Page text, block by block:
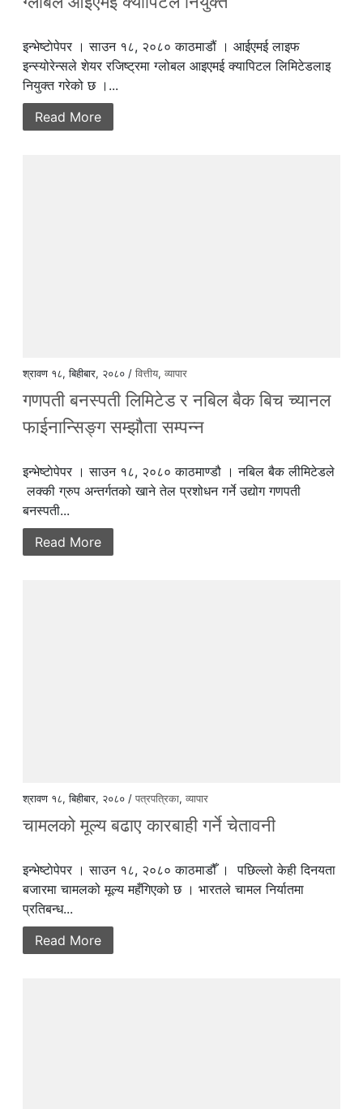
इन्भेष्टाेपेपर । साउन १८, २०८० काठमाडौं । आईएमई लाइफ
इन्स्योरेन्सले शेयर रजिष्ट्रमा ग्लोबल आइएमई क्यापिटल लिमिटेडलाइ
नियुक्त गरेको छ ।...
Read More
श्रावण १८, बिहीबार, २०८० /वित्तीय,व्यापार
गणपती बनस्पती लिमिटेड र नबिल बैक बिच च्यानल
फाईनान्सिङ्ग सम्झौता सम्पन्न
इन्भेष्टाेपेपर । साउन १८, २०८० काठमाण्डौ । नबिल बैक लीमिटेडले
लक्की ग्रुप अन्तर्गतको खाने तेल प्रशोधन गर्ने उद्योग गणपती
बनस्पती...
Read More
श्रावण १८, बिहीबार, २०८० /पत्रपत्रिका,व्यापार
चामलको मूल्य बढाए कारबाही गर्ने चेतावनी
इन्भेष्टाेपेपर । साउन १८, २०८० काठमाडौँ । पछिल्लो केही दिनयता
बजारमा चामलको मूल्य महँगिएको छ । भारतले चामल निर्यातमा
प्रतिबन्ध...
Read More